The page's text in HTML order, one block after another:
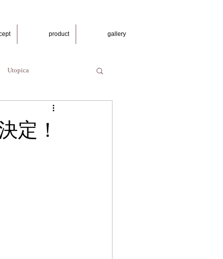
product gallery
Utopica
定！